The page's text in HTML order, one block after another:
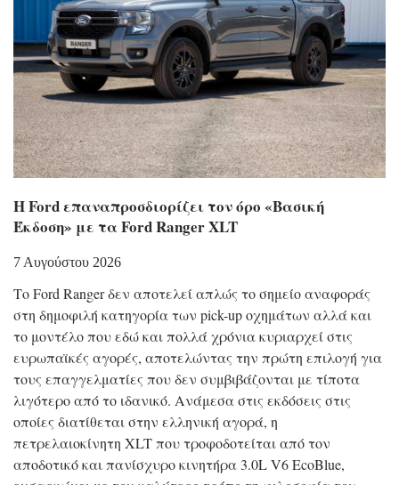
Η Ford επαναπροσδιορίζει τον όρο «Βασική
Έκδοση» με τα Ford Ranger XLT
7 Αυγούστου 2026
Το Ford Ranger δεν αποτελεί απλώς το σημείο αναφοράς
στη δημοφιλή κατηγορία των pick-up οχημάτων αλλά και
το μοντέλο που εδώ και πολλά χρόνια κυριαρχεί στις
ευρωπαϊκές αγορές, αποτελώντας την πρώτη επιλογή για
τους επαγγελματίες που δεν συμβιβάζονται με τίποτα
λιγότερο από το ιδανικό. Ανάμεσα στις εκδόσεις στις
οποίες διατίθεται στην ελληνική αγορά, η
πετρελαιοκίνητη XLT που τροφοδοτείται από τον
αποδοτικό και πανίσχυρο κινητήρα 3.0L V6 EcoBlue,